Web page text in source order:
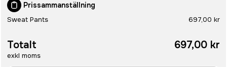
Prissammanställning
Sweat Pants 697,00 kr
Totalt
exkl moms
697,00 kr